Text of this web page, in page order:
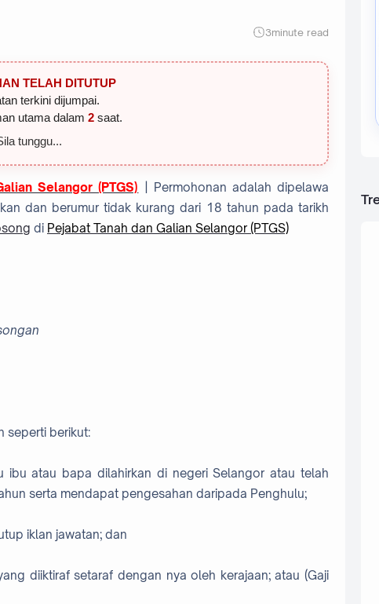
3minute read
TELAH DITUTUP
terkini dijumpai.
utama dalam 1saat.
tunggu...
Selangor (PTGS) | Permohonan adalah dipelawa
dan berumur tidak kurang dari 18 tahun pada tarikh
di Pejabat Tanah dan Galian Selangor (PTGS)
seperti berikut:
ibu atau bapa dilahirkan di negeri Selangor atau telah
serta mendapat pengesahan daripada Penghulu;
iklan jawatan; dan
diiktiraf setaraf dengan nya oleh kerajaan; atau (Gaji